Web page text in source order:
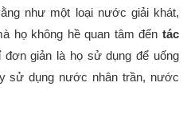
như một loại nước giải khát,
họ không hề quan tâm đến tác
đơn giản là họ sử dụng để uống
sử dụng nước nhân trần, nước